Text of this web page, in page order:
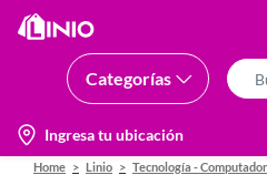
Categorías
location-
icon
Ingresa tu ubicación
Home Linio
Tecnología -